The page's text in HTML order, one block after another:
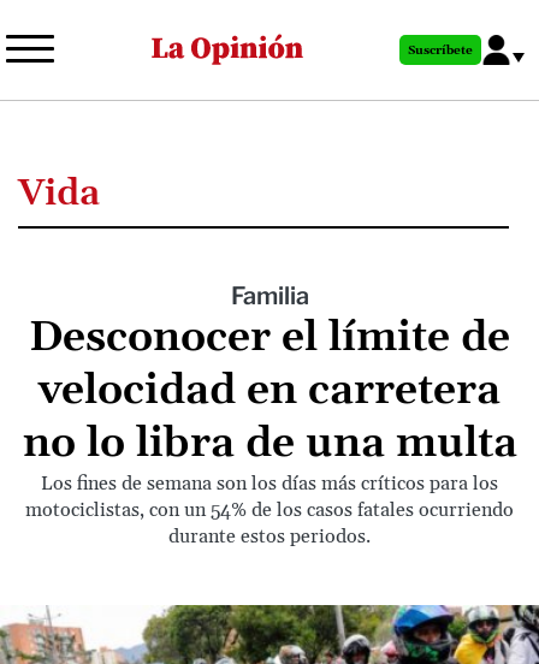
al
principal
Suscríbete
Vida
Familia
Desconocer el límite de
velocidad en carretera
no lo libra de una multa
Los fines de semana son los días más críticos para los
motociclistas, con un 54% de los casos fatales ocurriendo
durante estos periodos.